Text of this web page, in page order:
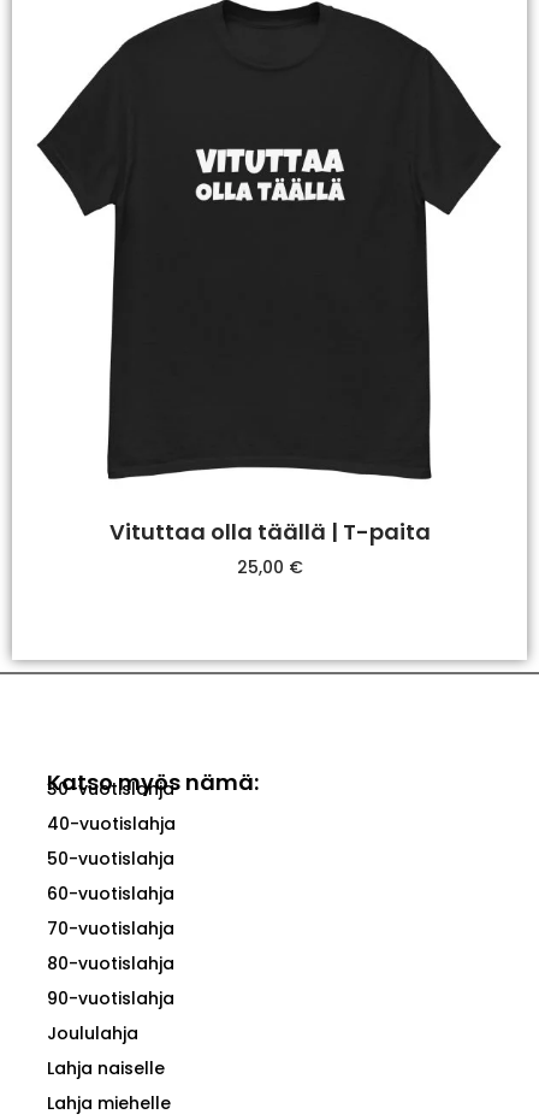
Vituttaa olla täällä | T-paita
25,00 €
Katso myös nämä:
30-vuotislahja
40-vuotislahja
50-vuotislahja
60-vuotislahja
70-vuotislahja
80-vuotislahja
90-vuotislahja
Joululahja
Lahja naiselle
Lahja miehelle